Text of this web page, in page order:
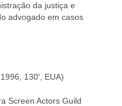
da justiça e
advogado em casos
130′, EUA)
Screen Actors Guild